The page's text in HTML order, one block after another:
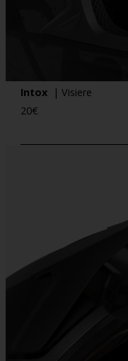
Intox
| Visiere
20€